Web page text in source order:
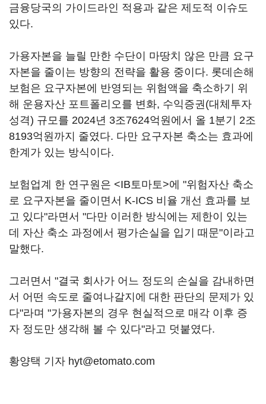
금융당국의 가이드라인 적용과 같은 제도적 이슈도
있다.
가용자본을 늘릴 만한 수단이 마땅치 않은 만큼 요구
자본을 줄이는 방향의 전략을 활용 중이다. 롯데손해
보험은 요구자본에 반영되는 위험액을 축소하기 위
해 운용자산 포트폴리오를 변화, 수익증권(대체투자
성격) 규모를 2024년 3조7624억원에서 올 1분기 2조
8193억원까지 줄였다. 다만 요구자본 축소는 효과에
한계가 있는 방식이다.
보험업계 한 연구원은 <IB토마토>에 "위험자산 축소
로 요구자본을 줄이면서 K-ICS 비율 개선 효과를 보
고 있다"라면서 "다만 이러한 방식에는 제한이 있는
데 자산 축소 과정에서 평가손실을 입기 때문"이라고
말했다.
그러면서 "결국 회사가 어느 정도의 손실을 감내하면
서 어떤 속도로 줄여나갈지에 대한 판단의 문제가 있
다"라며 "가용자본의 경우 현실적으로 매각 이후 증
자 정도만 생각해 볼 수 있다"라고 덧붙였다.
황양택 기자 hyt@etomato.com